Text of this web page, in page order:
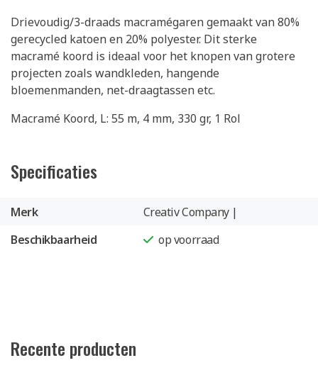
Drievoudig/3-draads macramégaren gemaakt van 80%
gerecycled katoen en 20% polyester. Dit sterke
macramé koord is ideaal voor het knopen van grotere
projecten zoals wandkleden, hangende
bloemenmanden, net-draagtassen etc.
Macramé Koord, L: 55 m, 4 mm, 330 gr, 1 Rol
Specificaties
Merk
Creativ Company |
Beschikbaarheid
op voorraad
Recente producten